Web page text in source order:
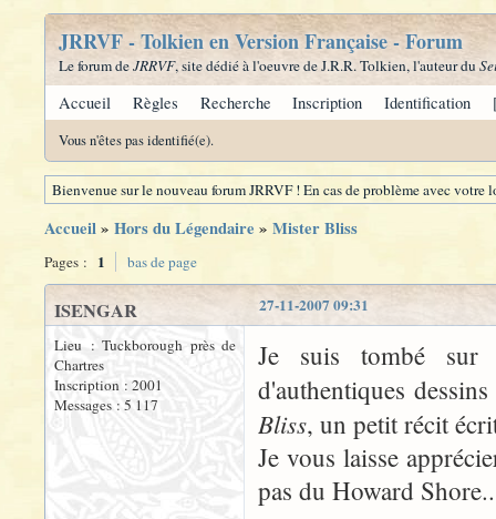
JRRVF - Tolkien en Version Française - Forum
Le forum deJRRVF, site dédié à l'oeuvre de J.R.R. Tolkien, l'auteur du
Accueil Règles Recherche Inscription Identification
Vous n'êtes pas identifié(e).
Bienvenue sur le nouveau forum JRRVF ! En cas de problème avec
Accueil» Hors du Légendaire » Mister Bliss
Pages : 1 bas de page
27-11-2007 09:31
ISENGAR
Lieu : Tuckborough près de
Chartres
Inscription : 2001
Messages : 5 117
Je suis tombé sur
d'authentiques
Bliss, un petit récit
Je vous laisse
pas du Howard